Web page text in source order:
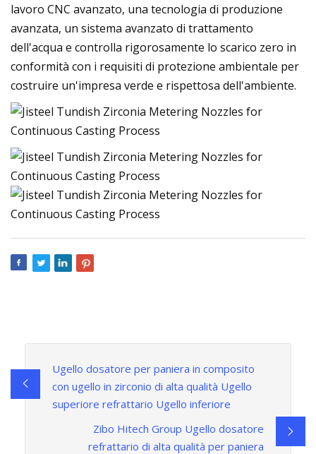
lavoro CNC avanzato, una tecnologia di produzione
avanzata, un sistema avanzato di trattamento
dell'acqua e controlla rigorosamente lo scarico zero in
conformità con i requisiti di protezione ambientale per
costruire un'impresa verde e rispettosa dell'ambiente.
Ugello dosatore per paniera in composito
con ugello in zirconio di alta qualità Ugello
superiore refrattario Ugello inferiore
Zibo Hitech Group Ugello dosatore
refrattario di alta qualità per paniera